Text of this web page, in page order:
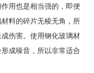
用也是相当强的，即便
料的碎片无棱无角，所
伤害。使用钢化玻璃材
成噪音，所以非常适合